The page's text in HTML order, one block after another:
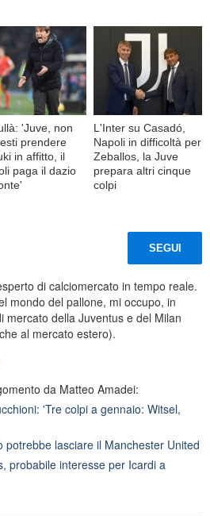
'Juve, non
prendere
in affitto, il
paga il dazio
L'Inter su Casadó,
Napoli in difficoltà per
Zeballos, la Juve
prepara altri cinque
colpi
SEGUI
di calciomercato in tempo reale.
mondo del pallone, mi occupo, in
mercato della Juventus e del Milan
al mercato estero).
da Matteo Amadei:
'Tre colpi a gennaio: Witsel,
potrebbe lasciare il Manchester United
probabile interesse per Icardi a